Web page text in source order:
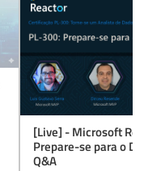
[Live] - Microsoft
Prepare-se para o
Q&A